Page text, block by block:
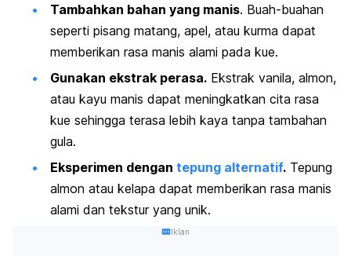
Tambahkan bahan yang manis. Buah-buahan
seperti pisang matang, apel, atau kurma dapat
memberikan rasa manis alami pada kue.
Gunakan ekstrak perasa. Ekstrak vanila, almon,
atau kayu manis dapat meningkatkan cita rasa
kue sehingga terasa lebih kaya tanpa tambahan
gula.
Eksperimen dengan tepung alternatif. Tepung
almon atau kelapa dapat memberikan rasa manis
alami dan tekstur yang unik.
Iklan